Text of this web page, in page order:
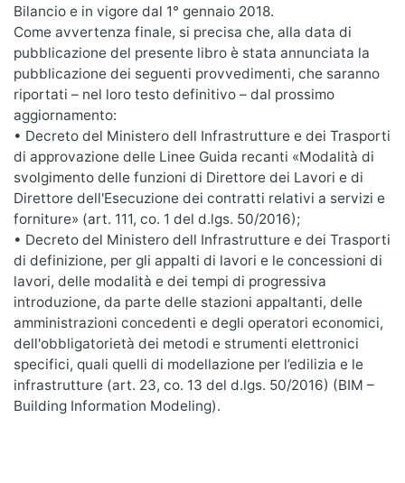
Bilancio e in vigore dal 1° gennaio 2018.
Come avvertenza finale, si precisa che, alla data di
pubblicazione del presente libro è stata annunciata la
pubblicazione dei seguenti provvedimenti, che saranno
riportati – nel loro testo definitivo – dal prossimo
aggiornamento:
• Decreto del Ministero dell Infrastrutture e dei Trasporti
di approvazione delle Linee Guida recanti «Modalità di
svolgimento delle funzioni di Direttore dei Lavori e di
Direttore dell'Esecuzione dei contratti relativi a servizi e
forniture» (art. 111, co. 1 del d.lgs. 50/2016);
• Decreto del Ministero dell Infrastrutture e dei Trasporti
di definizione, per gli appalti di lavori e le concessioni di
lavori, delle modalità e dei tempi di progressiva
introduzione, da parte delle stazioni appaltanti, delle
amministrazioni concedenti e degli operatori economici,
dell'obbligatorietà dei metodi e strumenti elettronici
specifici, quali quelli di modellazione per l’edilizia e le
infrastrutture (art. 23, co. 13 del d.lgs. 50/2016) (BIM –
Building Information Modeling).